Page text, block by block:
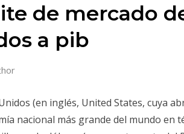
de mercado
a pib
(en inglés, United States, cuya
nacional más grande del mundo en